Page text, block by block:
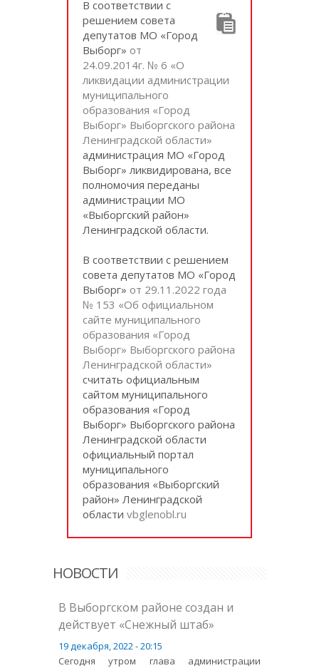
В соответствии с
решением совета
депутатов МО «Город
Выборг» от
24.09.2014г. № 6 «О
ликвидации администрации
муниципального
образования «Город
Выборг» Выборгского района
Ленинградской области»
администрация МО «Город
Выборг» ликвидирована, все
полномочия переданы
администрации МО
«Выборгский район»
Ленинградской области.
В соответствии с решением
совета депутатов МО «Город
Выборг» от 29.11.2022 года
№ 153 «Об официальном
сайте муниципального
образования «Город
Выборг» Выборгского района
Ленинградской области»
cчитать официальным
сайтом муниципального
образования «Город
Выборг» Выборгского района
Ленинградской области
официальный портал
муниципального
образования «Выборгский
район» Ленинградской
области vbglenobl.ru
НОВОСТИ
В Выборгском районе создан и
действует «Снежный штаб»
19 декабря, 2022 - 20:15
Сегодня утром глава администрации